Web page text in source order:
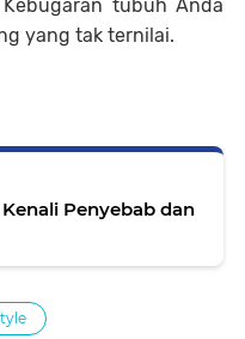
tubuh Anda
yang tak ternilai.
Penyebab dan